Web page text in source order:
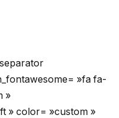
»fa fa-
»
» color= »custom »